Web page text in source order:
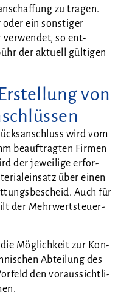
zu tra­gen.
oder ein sons­ti­ger
ver­wen­det, so ent­
der aktu­ell gül­ti­gen
von
wird vom
beauf­trag­ten Fir­men
der jewei­li­ge erfor­
über einen
Auch für
der Mehr­wert­steu­er­
die Mög­lich­keit zur Kon­
Abtei­lung des
den vor­aus­sicht­li­